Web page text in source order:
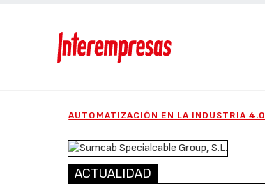
AUTOMATIZACIÓN EN LA INDUSTRIA 4.0
ACTUALIDAD